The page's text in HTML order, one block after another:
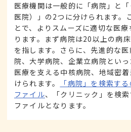
医療機関は一般的に「病院」と「
医院）」の2つに分けられます。
とで、よりスムーズに適切な医
ります。まず病院は20以上の病
を指します。さらに、先進的な
院、大学病院、企業立病院とい
医療を支える中核病院、地域密
けられます。
「病院」を検索す
ファイル、「クリニック」を検
ファイルとなります。